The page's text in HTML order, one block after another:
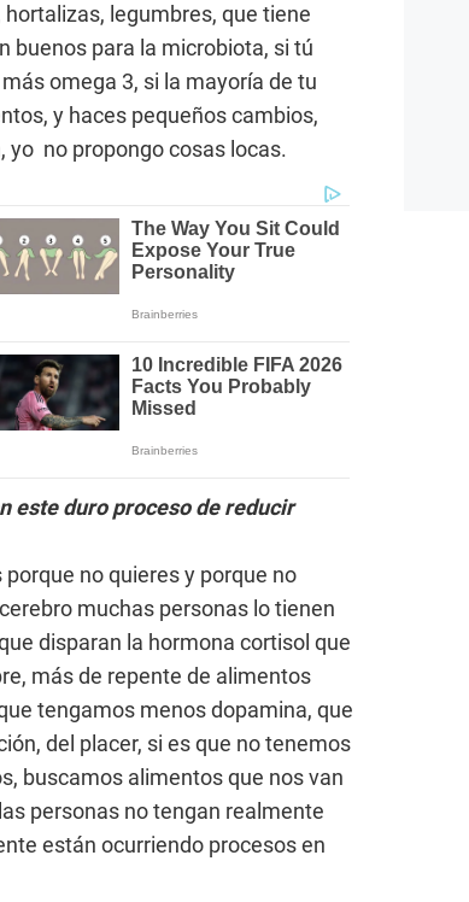
legumbres, que tiene
buenos para la microbiota, si tú
omega 3, si la mayoría de tu
y haces pequeños cambios,
yo no propongo cosas locas.
este duro proceso de reducir
no quieres y porque no
muchas personas lo tienen
disparan la hormona cortisol que
más de repente de alimentos
tengamos menos dopamina, que
del placer, si es que no tenemos
buscamos alimentos que nos van
personas no tengan realmente
están ocurriendo procesos en